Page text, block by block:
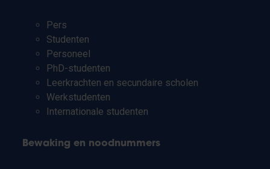
Pers
Studenten
Personeel
PhD-studenten
Leerkrachten en secundaire scholen
Werkstudenten
Internationale studenten
Bewaking en noodnummers